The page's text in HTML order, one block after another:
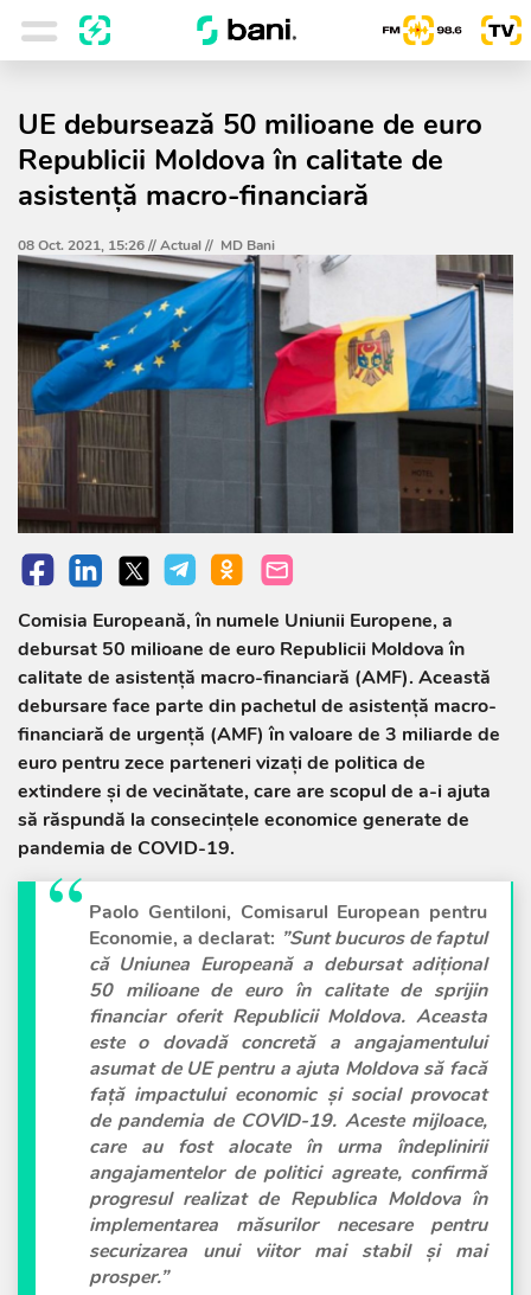
UE debursează 50 milioane de euro
Republicii Moldova în calitate de
asistență macro-financiară
08 Oct. 2021, 15:26 //Actual// MD Bani
Comisia Europeană, în numele Uniunii Europene, a
debursat 50 milioane de euro Republicii Moldova în
calitate de asistență macro-financiară (AMF). Această
debursare face parte din pachetul de asistență macro-
financiară de urgență (AMF) în valoare de 3 miliarde de
euro pentru zece parteneri vizați de politica de
extindere și de vecinătate, care are scopul de a-i ajuta
să răspundă la consecințele economice generate de
pandemia de COVID-19.
Paolo Gentiloni, Comisarul European pentru
Economie, a declarat: ”Sunt bucuros de faptul
că Uniunea Europeană a debursat adițional
50 milioane de euro în calitate de sprijin
financiar oferit Republicii Moldova. Aceasta
este o dovadă concretă a angajamentului
asumat de UE pentru a ajuta Moldova să facă
față impactului economic și social provocat
de pandemia de COVID-19. Aceste mijloace,
care au fost alocate în urma îndeplinirii
angajamentelor de politici agreate, confirmă
progresul realizat de Republica Moldova în
implementarea măsurilor necesare pentru
securizarea unui viitor mai stabil și mai
prosper.”